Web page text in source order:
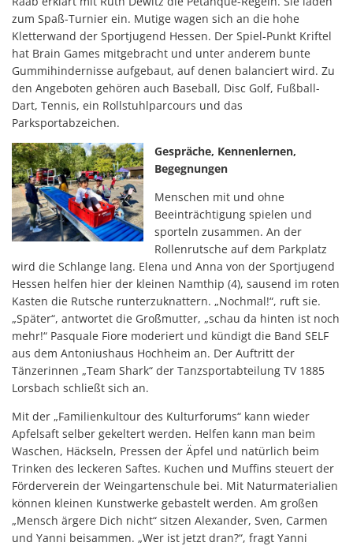
zum Spaß-Turnier ein. Mutige wagen sich an die hohe
Kletterwand der Sportjugend Hessen. Der Spiel-Punkt Kriftel
hat Brain Games mitgebracht und unter anderem bunte
Gummihindernisse aufgebaut, auf denen balanciert wird. Zu
den Angeboten gehören auch Baseball, Disc Golf, Fußball-
Dart, Tennis, ein Rollstuhlparcours und das
Parksportabzeichen.
Gespräche, Kennenlernen,
Begegnungen
Menschen mit und ohne
Beeinträchtigung spielen und
sporteln zusammen. An der
Rollenrutsche auf dem Parkplatz
wird die Schlange lang. Elena und Anna von der Sportjugend
Hessen helfen hier der kleinen Namthip (4), sausend im roten
Kasten die Rutsche runterzuknattern. „Nochmal!“, ruft sie.
„Später“, antwortet die Großmutter, „schau da hinten ist noch
mehr!“ Pasquale Fiore moderiert und kündigt die Band SELF
aus dem Antoniushaus Hochheim an. Der Auftritt der
Tänzerinnen „Team Shark“ der Tanzsportabteilung TV 1885
Lorsbach schließt sich an.
Mit der „Familienkultour des Kulturforums“ kann wieder
Apfelsaft selber gekeltert werden. Helfen kann man beim
Waschen, Häckseln, Pressen der Äpfel und natürlich beim
Trinken des leckeren Saftes. Kuchen und Muffins steuert der
Förderverein der Weingartenschule bei. Mit Naturmaterialien
können kleinen Kunstwerke gebastelt werden. Am großen
„Mensch ärgere Dich nicht“ sitzen Alexander, Sven, Carmen
und Yanni beisammen. „Wer ist jetzt dran?“, fragt Yanni